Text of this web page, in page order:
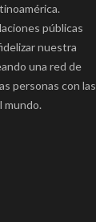
públicas
nuestra
una red de
personas con las
mundo.